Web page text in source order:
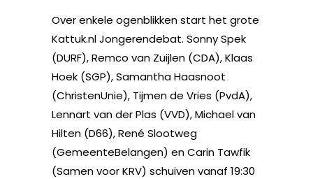
Over enkele ogenblikken start het grote
Kattuk.nl Jongerendebat. Sonny Spek
(DURF), Remco van Zuijlen (CDA), Klaas
Hoek (SGP), Samantha Haasnoot
(ChristenUnie), Tijmen de Vries (PvdA),
Lennart van der Plas (VVD), Michael van
Hilten (D66), René Slootweg
(GemeenteBelangen) en Carin Tawfik
(Samen voor KRV) schuiven vanaf 19:30